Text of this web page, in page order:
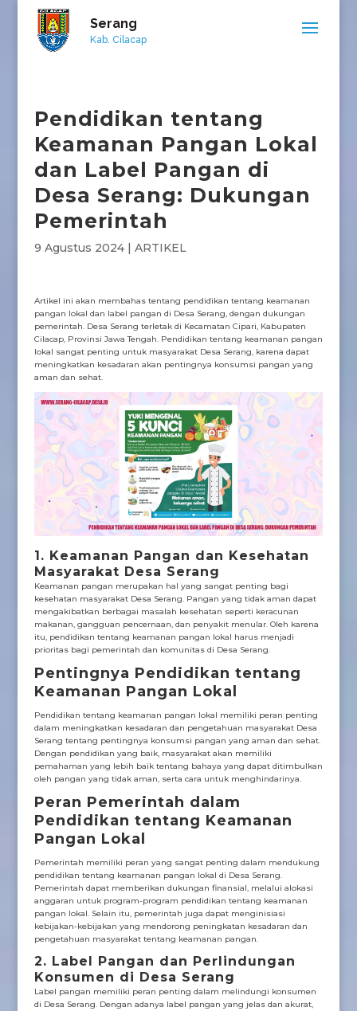
Serang
Kab. Cilacap
Pendidikan tentang
Keamanan Pangan Lokal
dan Label Pangan di
Desa Serang: Dukungan
Pemerintah
9 Agustus 2024| ARTIKEL
Artikel ini akan membahas tentang pendidikan tentang keamanan
pangan lokal dan label pangan di Desa Serang, dengan dukungan
pemerintah. Desa Serang terletak di Kecamatan Cipari, Kabupaten
Cilacap, Provinsi Jawa Tengah. Pendidikan tentang keamanan pangan
lokal sangat penting untuk masyarakat Desa Serang, karena dapat
meningkatkan kesadaran akan pentingnya konsumsi pangan yang
aman dan sehat.
1. Keamanan Pangan dan Kesehatan
Masyarakat Desa Serang
Keamanan pangan merupakan hal yang sangat penting bagi
kesehatan masyarakat Desa Serang. Pangan yang tidak aman dapat
mengakibatkan berbagai masalah kesehatan seperti keracunan
makanan, gangguan pencernaan, dan penyakit menular. Oleh karena
itu, pendidikan tentang keamanan pangan lokal harus menjadi
prioritas bagi pemerintah dan komunitas di Desa Serang.
Pentingnya Pendidikan tentang
Keamanan Pangan Lokal
Pendidikan tentang keamanan pangan lokal memiliki peran penting
dalam meningkatkan kesadaran dan pengetahuan masyarakat Desa
Serang tentang pentingnya konsumsi pangan yang aman dan sehat.
Dengan pendidikan yang baik, masyarakat akan memiliki
pemahaman yang lebih baik tentang bahaya yang dapat ditimbulkan
oleh pangan yang tidak aman, serta cara untuk menghindarinya.
Peran Pemerintah dalam
Pendidikan tentang Keamanan
Pangan Lokal
Pemerintah memiliki peran yang sangat penting dalam mendukung
pendidikan tentang keamanan pangan lokal di Desa Serang.
Pemerintah dapat memberikan dukungan finansial, melalui alokasi
anggaran untuk program-program pendidikan tentang keamanan
pangan lokal. Selain itu, pemerintah juga dapat menginisiasi
kebijakan-kebijakan yang mendorong peningkatan kesadaran dan
pengetahuan masyarakat tentang keamanan pangan.
2. Label Pangan dan Perlindungan
Konsumen di Desa Serang
Label pangan memiliki peran penting dalam melindungi konsumen
di Desa Serang. Dengan adanya label pangan yang jelas dan akurat,